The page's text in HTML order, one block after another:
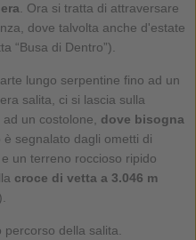
. Ora si tratta di attraversare
dove talvolta anche d'estate
“Busa di Dentro”).
lungo serpentine fino ad un
salita, ci si lascia sulla
un costolone, dove bisogna
segnalato dagli ometti di
un terreno roccioso ripido
croce di vetta a 3.046 m
della salita.